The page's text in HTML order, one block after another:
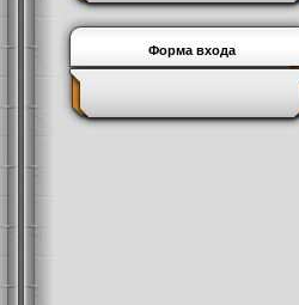
Форма входа